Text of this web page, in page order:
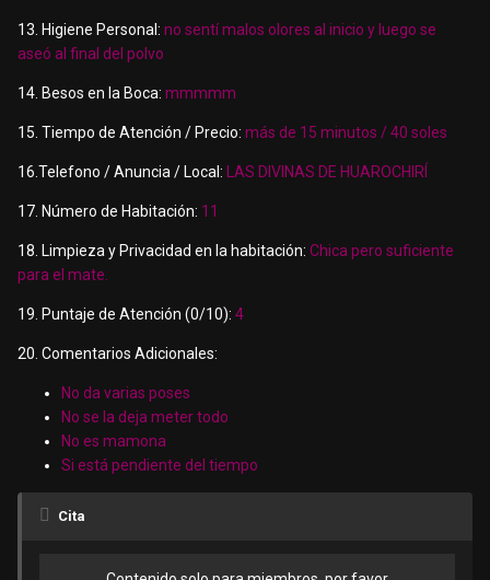
13. Higiene Personal: no sentí malos olores al inicio y luego se
aseó al final del polvo
14. Besos en la Boca: mmmmm
15. Tiempo de Atención / Precio: más de 15 minutos / 40 soles
16.Telefono / Anuncia / Local: LAS DIVINAS DE HUAROCHIRÍ
17. Número de Habitación: 11
18. Limpieza y Privacidad en la habitación: Chica pero suficiente
para el mate.
19. Puntaje de Atención (0/10): 4
20. Comentarios Adicionales:
No da varias poses
No se la deja meter todo
No es mamona
Si está pendiente del tiempo
Cita